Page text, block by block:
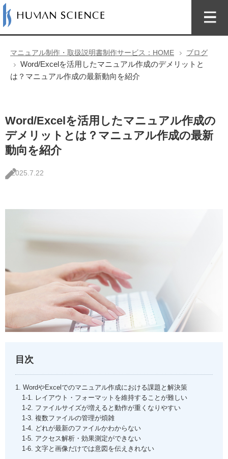
マニュアル制作・取扱説明書制作サービス：HOME ブログ
Word/Excelを活用したマニュアル作成のデメリットと
は？マニュアル作成の最新動向を紹介
Word/Excelを活用したマニュアル作成の
デメリットとは？マニュアル作成の最新
動向を紹介
2025.7.22
目次
1. WordやExcelでのマニュアル作成における課題と解決策
1-1. レイアウト・フォーマットを維持することが難しい
1-2. ファイルサイズが増えると動作が重くなりやすい
1-3. 複数ファイルの管理が煩雑
1-4. どれが最新のファイルかわからない
1-5. アクセス解析・効果測定ができない
1-6. 文字と画像だけでは意図を伝えきれない